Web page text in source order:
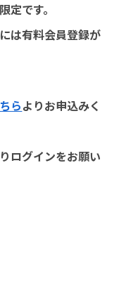
定です。
は有料会員登録が
らよりお申込みく
ログインをお願い